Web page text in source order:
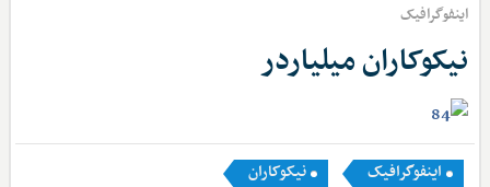
اینفوگرافیک
نیکوکاران میلیاردر
اینفوگرافیک نیکوکاران